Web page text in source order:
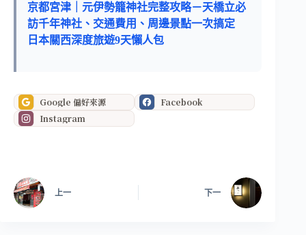
京都宮津｜元伊勢籠神社完整攻略－天橋立必
訪千年神社、交通費用、周邊景點一次搞定
日本關西深度旅遊9天懶人包
Google 偏好來源
Facebook
Instagram
上一 下一